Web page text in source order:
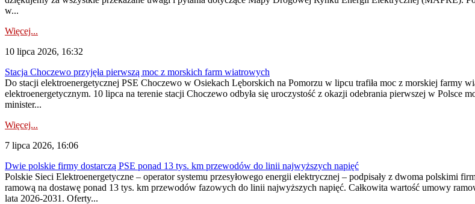
w...
Więcej...
10 lipca 2026, 16:32
Stacja Choczewo przyjęła pierwszą moc z morskich farm wiatrowych
Do stacji elektroenergetycznej PSE Choczewo w Osiekach Lęborskich na Pomorzu w lipcu trafiła moc z morskiej farmy
elektroenergetycznym. 10 lipca na terenie stacji Choczewo odbyła się uroczystość z okazji odebrania pierwszej w
minister...
Więcej...
7 lipca 2026, 16:06
Dwie polskie firmy dostarczą PSE ponad 13 tys. km przewodów do linii najwyższych napięć
Polskie Sieci Elektroenergetyczne – operator systemu przesyłowego energii elektrycznej – podpisały z dwoma polskimi
ramową na dostawę ponad 13 tys. km przewodów fazowych do linii najwyższych napięć. Całkowita wartość umowy
lata 2026-2031. Oferty...